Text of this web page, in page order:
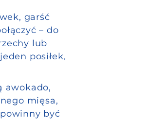
garść
– do
lub
posiłek,
awokado,
mięsa,
być